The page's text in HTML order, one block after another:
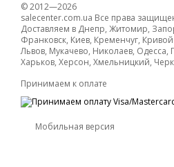
© 2012—2026
salecenter.com.ua Все права
Доставляем в Днепр, Житомир,
Франковск, Киев, Кременчуг,
Львов, Мукачево, Николаев, Одесса,
Харьков, Херсон, Хмельницкий,
Принимаем к оплате
Мобильная версия